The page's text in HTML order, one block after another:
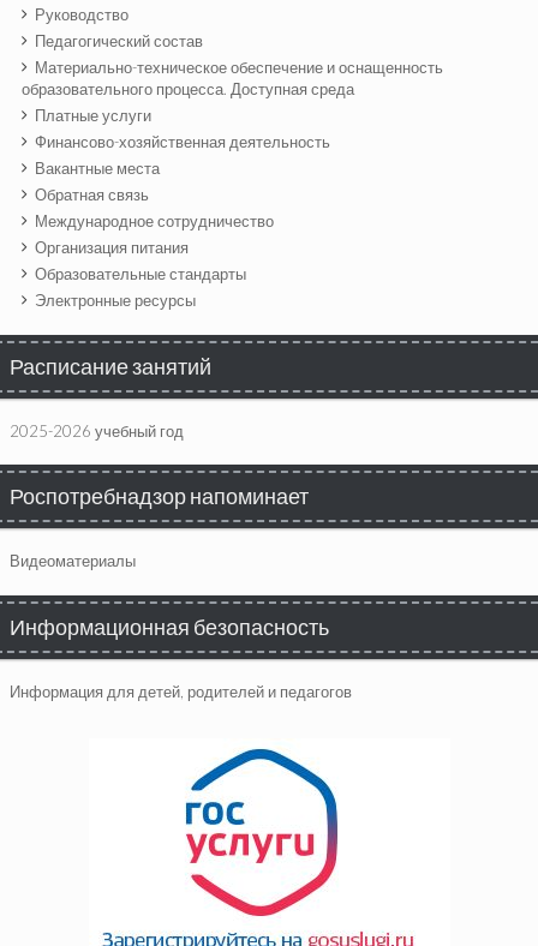
Руководство
Педагогический состав
Материально-техническое обеспечение и оснащенность
образовательного процесса. Доступная среда
Платные услуги
Финансово-хозяйственная деятельность
Вакантные места
Обратная связь
Международное сотрудничество
Организация питания
Образовательные стандарты
Электронные ресурсы
Расписание занятий
2025-2026 учебный год
Роспотребнадзор напоминает
Видеоматериалы
Информационная безопасность
Информация для детей, родителей и педагогов